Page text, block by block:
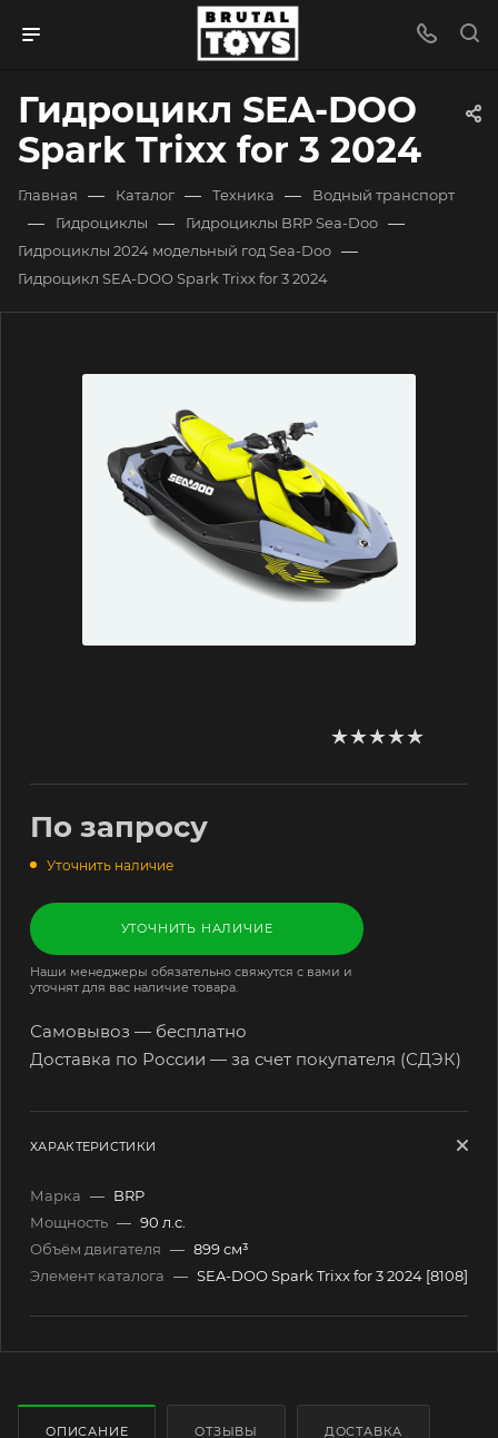
Гидроцикл SEA-DOO
Spark Trixx for 3 2024
Главная — Каталог — Техника — Водный транспорт
— Гидроциклы — Гидроциклы BRP Sea-Doo —
Гидроциклы 2024 модельный год Sea-Doo —
Гидроцикл SEA-DOO Spark Trixx for 3 2024
По запросу
Уточнить наличие
УТОЧНИТЬ НАЛИЧИЕ
Наши менеджеры обязательно свяжутся с вами и
уточнят для вас наличие товара.
Самовывоз — бесплатно
Доставка по России — за счет покупателя (СДЭК)
ХАРАКТЕРИСТИКИ
Марка — BRP
Мощность — 90 л.c.
Объём двигателя — 899 см³
Элемент каталога — SEA-DOO Spark Trixx for 3 2024 [8108]
ОПИСАНИЕ ОТЗЫВЫ ДОСТАВКА